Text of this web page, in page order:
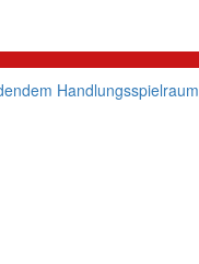
Handlungsspielraum